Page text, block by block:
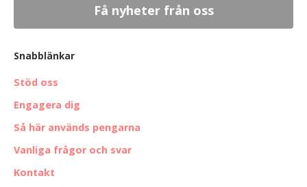
Snabblänkar
Stöd oss
Engagera dig
Så här används pengarna
Vanliga frågor och svar
Kontakt